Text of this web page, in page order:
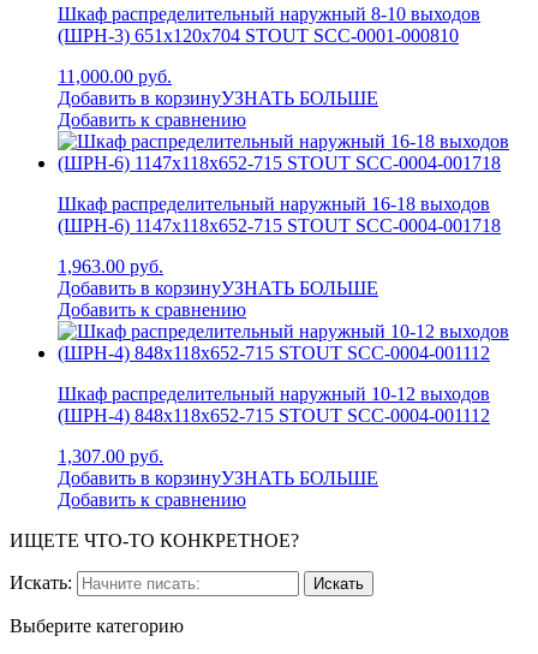
Шкаф распределительный наружный 8-10 выходов
(ШРН-3) 651х120х704 STOUT SCC-0001-000810
11,000.00 руб.
Добавить в корзинуУЗНАТЬ БОЛЬШЕ
Добавить к сравнению
Шкаф распределительный наружный 16-18 выходов
(ШРН-6) 1147х118х652-715 STOUT SCC-0004-001718
1,963.00 руб.
Добавить в корзинуУЗНАТЬ БОЛЬШЕ
Добавить к сравнению
Шкаф распределительный наружный 10-12 выходов
(ШРН-4) 848х118х652-715 STOUT SCC-0004-001112
1,307.00 руб.
Добавить в корзинуУЗНАТЬ БОЛЬШЕ
Добавить к сравнению
ИЩЕТЕ ЧТО-ТО КОНКРЕТНОЕ?
Искать:
Выберите категорию